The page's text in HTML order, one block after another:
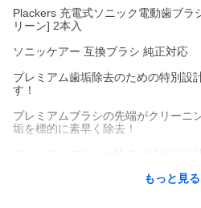
Plackers 充電式ソニック電動歯ブラ
リーン] 2本入
ソニッケアー 互換ブラシ 純正対応
プレミアム歯垢除去のための特別設
す！
プレミアムブラシの先端がクリーニ
垢を標的に素早く除去！
フレキシブルなブラシヘッドが口内
もっと見る